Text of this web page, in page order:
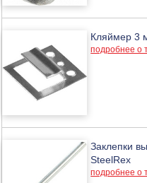
Кляймер 3
подробнее о
Заклепки
SteelRex
подробнее о